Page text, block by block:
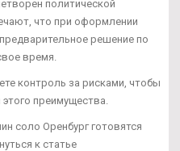
политической
что при оформлении
решение по
время.
контроль за рисками, чтобы
преимущества.
соло Оренбург готовятся
к статье